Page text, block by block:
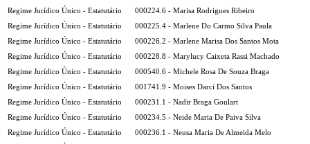
Regime Jurídico Único - Estatutário
000224.6 - Marisa Rodrigues Ribeiro
Regime Jurídico Único - Estatutário
000225.4 - Marlene Do Carmo Silva Paula
Regime Jurídico Único - Estatutário
000226.2 - Marlene Marisa Dos Santos Mota
Regime Jurídico Único - Estatutário
000228.8 - Marylucy Caixeta Rassi Machado
Regime Jurídico Único - Estatutário
000540.6 - Michele Rosa De Souza Braga
Regime Jurídico Único - Estatutário
001741.9 - Moises Darci Dos Santos
Regime Jurídico Único - Estatutário
000231.1 - Nadir Braga Goulart
Regime Jurídico Único - Estatutário
000234.5 - Neide Maria De Paiva Silva
Regime Jurídico Único - Estatutário
000236.1 - Neusa Maria De Almeida Melo